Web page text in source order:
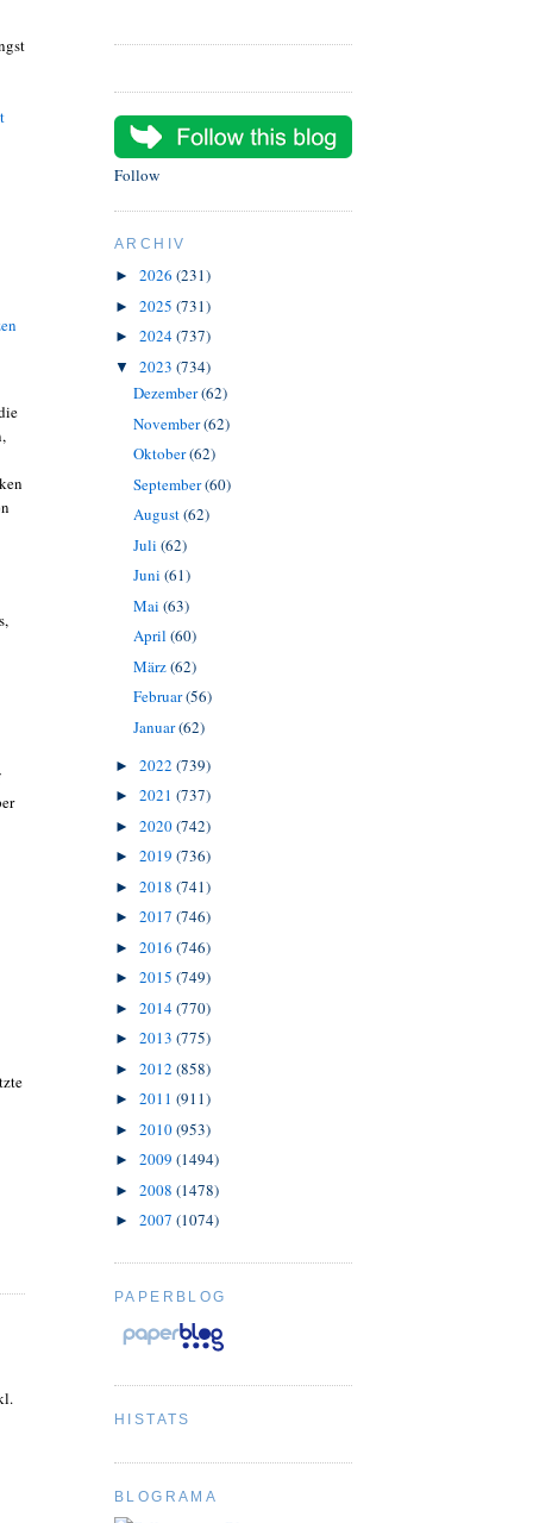
Follow
ARCHIV
► 2026 (231)
► 2025 (731)
► 2024(737)
▼ 2023 (734)
Dezember(62)
November(62)
Oktober(62)
September(60)
August(62)
Juli (62)
Juni (61)
Mai (63)
April (60)
März(62)
Februar(56)
Januar(62)
► 2022 (739)
► 2021 (737)
► 2020(742)
► 2019 (736)
► 2018 (741)
► 2017 (746)
► 2016 (746)
► 2015 (749)
► 2014(770)
► 2013 (775)
► 2012 (858)
► 2011 (911)
► 2010(953)
► 2009 (1494)
► 2008 (1478)
► 2007 (1074)
PAPERBLOG
HISTATS
BLOGRAMA